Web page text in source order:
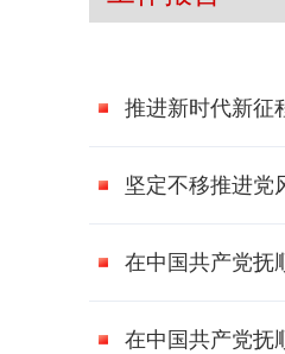
推进新时代新征
坚定不移推进党
在中国共产党抚
在中国共产党抚